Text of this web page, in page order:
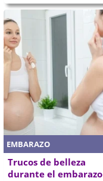
EMBARAZO
Trucos de belleza
durante el embarazo